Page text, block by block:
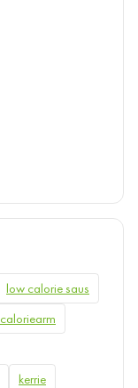
low calorie saus
caloriearm
kerrie